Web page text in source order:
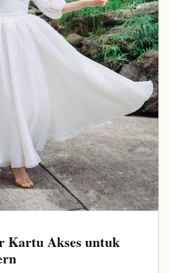
Kartu Akses untuk